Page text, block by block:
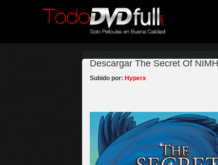
Descargar The Secret Of
Subido por: Hyperx